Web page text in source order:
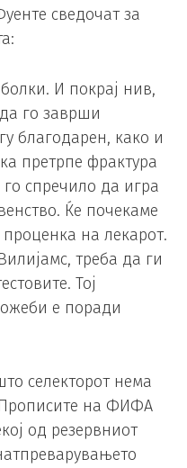
сведочат за
И покрај нив,
го заврши
благодарен, како и
претрпе фрактура
спречило да игра
Ќе почекаме
на лекарот.
треба да ги
Тој
е поради
селекторот нема
на ФИФА
од резервниот